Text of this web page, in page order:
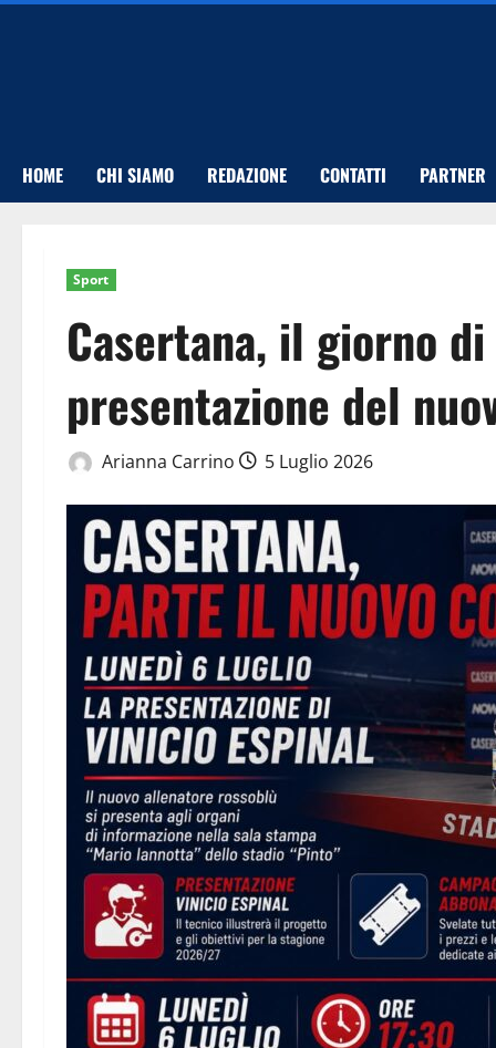
Vai
HOME CHI SIAMO REDAZIONE CONTATTI PARTNER
Sport
Casertana, il giorno
presentazione del
Arianna Carrino 5 Luglio 2026